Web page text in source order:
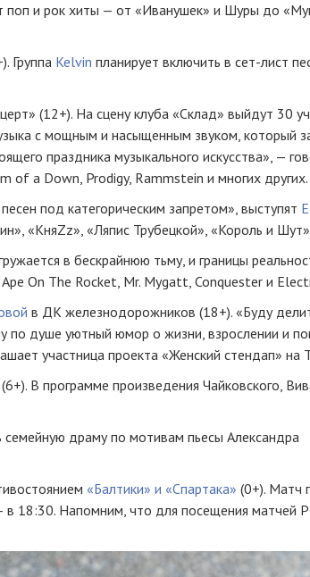
поп и рок хиты — от «Иванушек» и Шуры до
Группа Kelvin планирует включить в сет-лист
(12+). На сцену клуба «Склад» выйдут 30
с мощным и насыщенным звуком, который
праздника музыкального искусства», —
of a Down, Prodigy, Rammstein и многих других.
под категорическим запретом», выступят
«КняZz», «Ляпис Трубецкой», «Король и
в бескрайнюю тьму, и границы
On The Rocket, Mr. Mygatt, Conquester и
в ДК железнодорожников (18+). «Буду
по душе уютный юмор о жизни, взрослении и
участница проекта «Женский стендап» на
(6+). В программе произведения Чайковского,
драму по мотивам пьесы Александра
«Балтики» и «Спартака» (0+). Матч
в 18:30. Напомним, что для посещения матчей